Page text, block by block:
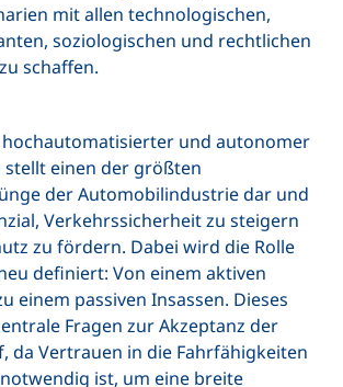
mit allen technologischen,
soziologischen und rechtlichen
schaffen.
und autonomer
einen der größten
der Automobilindustrie dar und
Verkehrssicherheit zu steigern
zu fördern. Dabei wird die Rolle
definiert: Von einem aktiven
einem passiven Insassen. Dieses
Fragen zur Akzeptanz der
da Vertrauen in die Fahrfähigkeiten
ist, um eine breite